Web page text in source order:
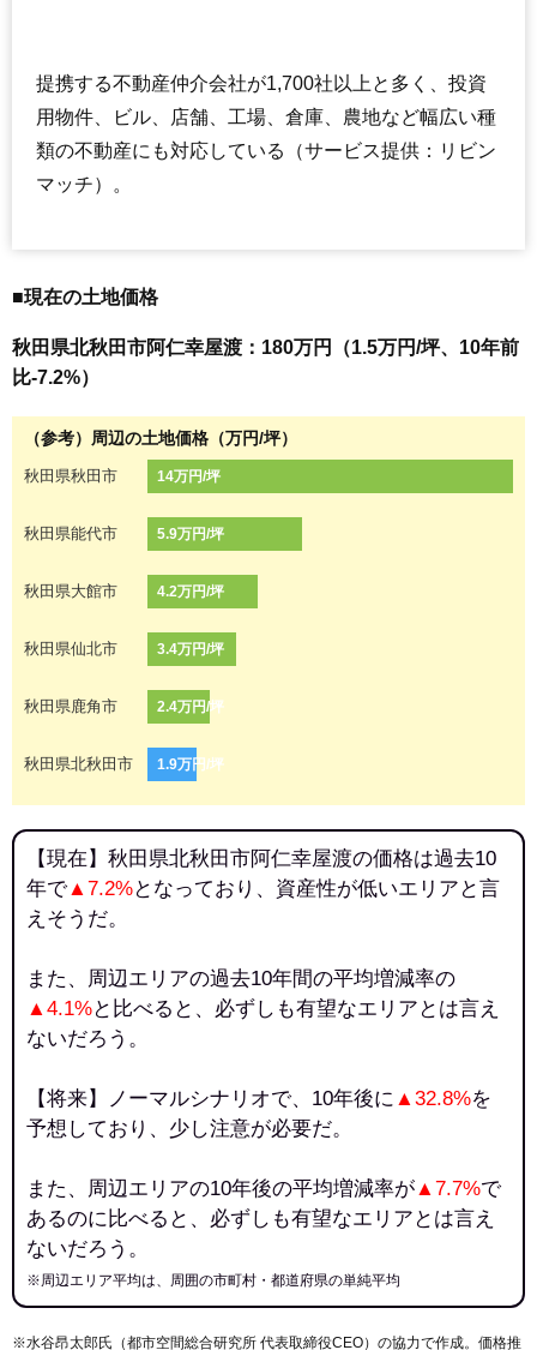
提携する不動産仲介会社が1,700社以上と多く、投資
用物件、ビル、店舗、工場、倉庫、農地など幅広い種
類の不動産にも対応している（サービス提供：リビン
マッチ）。
■現在の土地価格
秋田県北秋田市阿仁幸屋渡：180万円（1.5万円/坪、10年前
比-7.2%）
（参考）周辺の土地価格（万円/坪）
秋田県秋田市 14万円/坪
秋田県能代市 5.9万円/坪
秋田県大館市 4.2万円/坪
秋田県仙北市 3.4万円/坪
秋田県鹿角市 2.4万円/坪
秋田県北秋田市 1.9万円/坪
【現在】秋田県北秋田市阿仁幸屋渡の価格は過去10
年で▲7.2%となっており、資産性が低いエリアと言
えそうだ。
また、周辺エリアの過去10年間の平均増減率の
▲4.1%と比べると、必ずしも有望なエリアとは言え
ないだろう。
【将来】ノーマルシナリオで、10年後に ▲32.8%を
予想しており、少し注意が必要だ。
また、周辺エリアの10年後の平均増減率が▲7.7%で
あるのに比べると、必ずしも有望なエリアとは言え
ないだろう。
※周辺エリア平均は、周囲の市町村・都道府県の単純平均
※水谷昂太郎氏（都市空間総合研究所 代表取締役CEO）の協力で作成。価格推